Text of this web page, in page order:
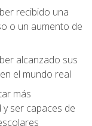
recibido una
o un aumento de
alcanzado sus
el mundo real
más
ser capaces de